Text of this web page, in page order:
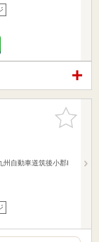
お気に入
りに追加
州自動車道筑後小郡I